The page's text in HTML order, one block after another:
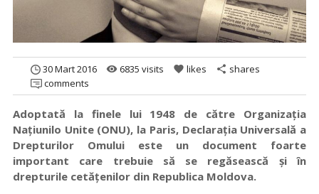
30 Mart 2016 remove_red_eye 6835 visits favorite likes share shares
comments
Adoptată la finele lui 1948 de către Organizația
Națiunilo Unite (ONU), la Paris, Declarația Universală a
Drepturilor Omului este un document foarte
important care trebuie să se regăsească și în
drepturile cetățenilor din Republica Moldova.